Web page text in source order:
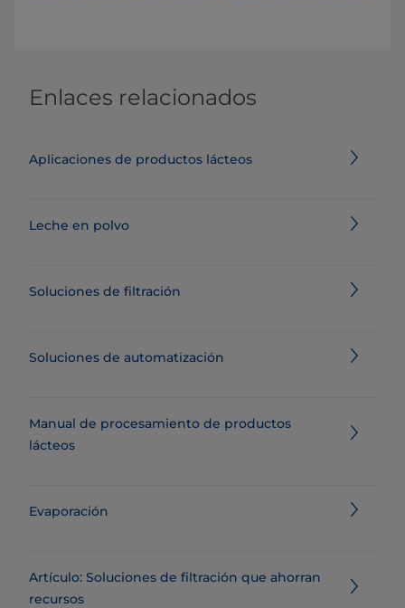
Enlaces relacionados
Aplicaciones de productos lácteos
Leche en polvo
Soluciones de filtración
Soluciones de automatización
Manual de procesamiento de productos
lácteos
Evaporación
Artículo: Soluciones de filtración que ahorran
recursos